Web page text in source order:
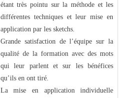
étant très pointu sur la méthode et les
différentes techniques et leur mise en
application par les sketchs.
Grande satisfaction de l’équipe sur la
qualité de la formation avec des mots
qui leur parlent et sur les bénéfices
qu’ils en ont tiré.
La mise en application individuelle